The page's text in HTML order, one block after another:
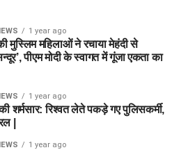
1 year ago
मुस्लिम महिलाओं ने रचाया मेहंदी से
पीएम मोदी के स्वागत में गूंजा एकता का
1 year ago
शर्मसार: रिश्वत लेते पकड़े गए पुलिसकर्मी,
|
1 year ago